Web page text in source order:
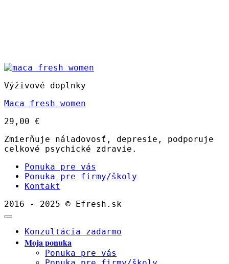
Výživové doplnky
Maca fresh women
29,00 €
Zmierňuje náladovosť, depresie, podporuje
celkové psychické zdravie.
Ponuka pre vás
Ponuka pre firmy/školy
Kontakt
2016 - 2025 © Efresh.sk
Konzultácia zadarmo
Moja ponuka
Ponuka pre vás